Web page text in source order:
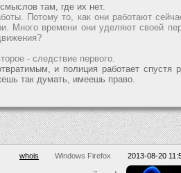
там, где их нет.
Потому то, как они работают
Много времени они уделяют своей
- следствие первого.
и полиция работает спустя
так думать, имеешь право.
2013-08-20
Windows Firefox
whois